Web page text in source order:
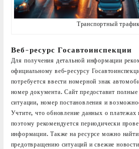
Транспортный трафик
Веб-ресурс Госавтоинспекции
Для получения детальной информации
официальному веб-ресурсу
потребуется ввести номерной знак
номер документа. Сайт предоставит
ситуации, номер постановления и
Учтите, что обновление данных о платежах
поэтому рекомендуется периодически
информации. Также на ресурсе можно
предотвращению ситуаций и свежие